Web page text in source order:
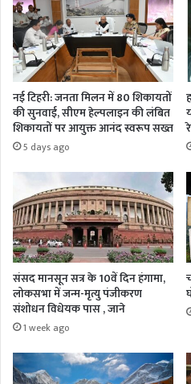
नई टिहरी: जनता मिलन में 80 शिकायतों
की सुनवाई, सीएम हेल्पलाइन की लंबित
शिकायतों पर आयुक्त आनंद स्वरूप सख्त
5 days ago
संसद मानसून सत्र के 10वें दिन हंगामा,
लोकसभा में जन्म-मृत्यु पंजीकरण
संशोधन विधेयक पास , जाने
1 week ago